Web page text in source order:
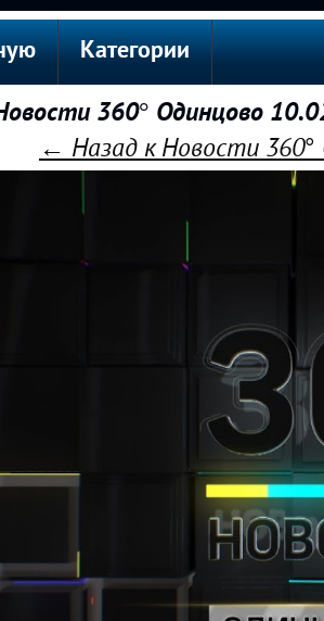
Категории
360° Одинцово
← Назад к Новости 360°